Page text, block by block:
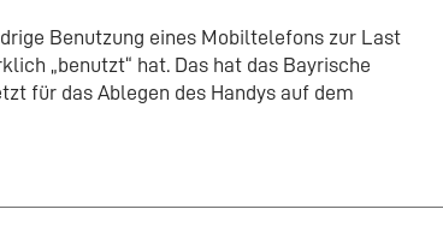
Benutzung eines Mobiltelefons zur Last
„benutzt“ hat. Das hat das Bayrische
für das Ablegen des Handys auf dem